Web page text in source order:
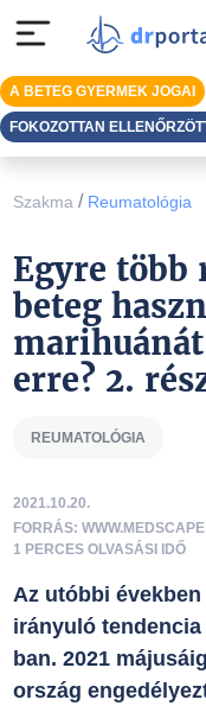
Szakma / Reumatológia
Egyre több
beteg
erre? 2.
REUMATOLÓGIA
2021.10.20.
FORRÁS:
1 PERCES OLVASÁSI IDŐ
Az utóbbi
irányuló
ban. 2021
ország
A BETEG GYERMEK JOGAI
FOKOZOTTAN